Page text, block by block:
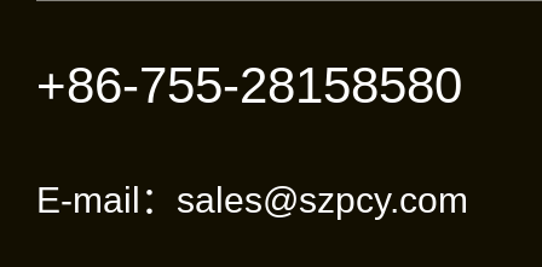
+86-755-28158580
E-mail：sales@szpcy.com